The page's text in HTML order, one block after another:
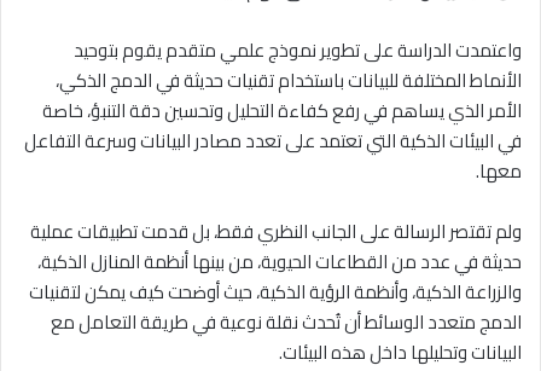
واعتمدت الدراسة على تطوير نموذج علمي متقدم يقوم بتوحيد
الأنماط المختلفة للبيانات باستخدام تقنيات حديثة في الدمج الذكي،
الأمر الذي يساهم في رفع كفاءة التحليل وتحسين دقة التنبؤ، خاصة
في البيئات الذكية التي تعتمد على تعدد مصادر البيانات وسرعة التفاعل
معها.
ولم تقتصر الرسالة على الجانب النظري فقط، بل قدمت تطبيقات عملية
حديثة في عدد من القطاعات الحيوية، من بينها أنظمة المنازل الذكية،
والزراعة الذكية، وأنظمة الرؤية الذكية، حيث أوضحت كيف يمكن لتقنيات
الدمج متعدد الوسائط أن تُحدث نقلة نوعية في طريقة التعامل مع
البيانات وتحليلها داخل هذه البيئات.